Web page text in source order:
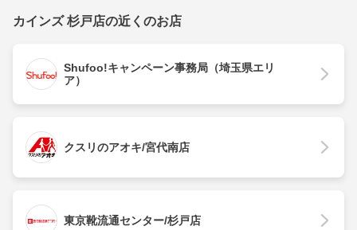
カインズ 杉戸店の近くのお店
Shufoo!キャンペーン事務局（埼玉県エリ
ア）
クスリのアオキ/宮代南店
東京靴流通センター/杉戸店